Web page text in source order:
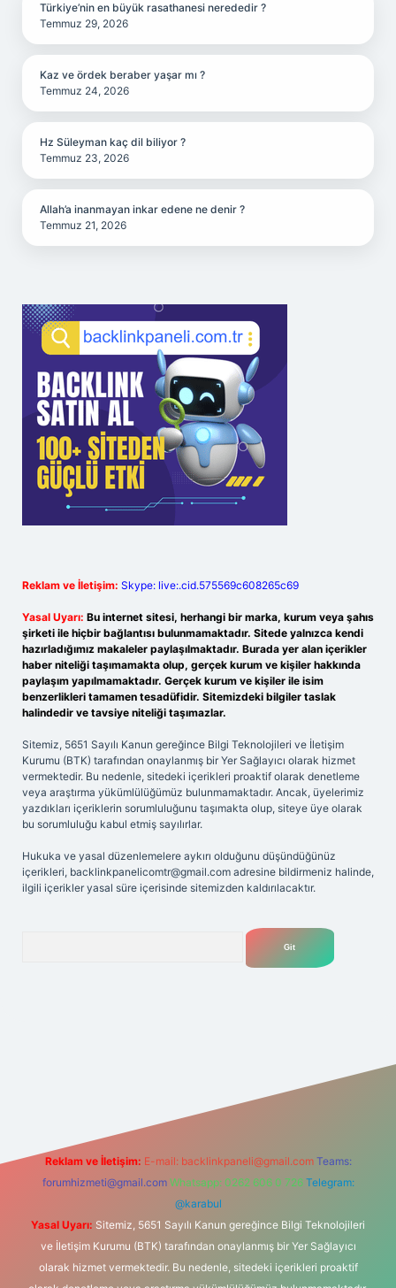
Türkiye’nin en büyük rasathanesi nerededir ?
Temmuz 29, 2026
Kaz ve ördek beraber yaşar mı ?
Temmuz 24, 2026
Hz Süleyman kaç dil biliyor ?
Temmuz 23, 2026
Allah’a inanmayan inkar edene ne denir ?
Temmuz 21, 2026
Reklam ve İletişim: Skype: live:.cid.575569c608265c69
Yasal Uyarı: Bu internet sitesi, herhangi bir marka, kurum veya şahıs
şirketi ile hiçbir bağlantısı bulunmamaktadır. Sitede yalnızca kendi
hazırladığımız makaleler paylaşılmaktadır. Burada yer alan içerikler
haber niteliği taşımamakta olup, gerçek kurum ve kişiler hakkında
paylaşım yapılmamaktadır. Gerçek kurum ve kişiler ile isim
benzerlikleri tamamen tesadüfidir. Sitemizdeki bilgiler taslak
halindedir ve tavsiye niteliği taşımazlar.
Sitemiz, 5651 Sayılı Kanun gereğince Bilgi Teknolojileri ve İletişim
Kurumu (BTK) tarafından onaylanmış bir Yer Sağlayıcı olarak hizmet
vermektedir. Bu nedenle, sitedeki içerikleri proaktif olarak denetleme
veya araştırma yükümlülüğümüz bulunmamaktadır. Ancak, üyelerimiz
yazdıkları içeriklerin sorumluluğunu taşımakta olup, siteye üye olarak
bu sorumluluğu kabul etmiş sayılırlar.
Hukuka ve yasal düzenlemelere aykırı olduğunu düşündüğünüz
içerikleri, backlinkpanelicomtr@gmail.com adresine bildirmeniz halinde,
ilgili içerikler yasal süre içerisinde sitemizden kaldırılacaktır.
Reklam ve İletişim: E-mail: backlinkpaneli@gmail.com Teams:
forumhizmeti@gmail.com Whatsapp: 0262 606 0 726 Telegram:
@karabul
Yasal Uyarı: Sitemiz, 5651 Sayılı Kanun gereğince Bilgi Teknolojileri
ve İletişim Kurumu (BTK) tarafından onaylanmış bir Yer Sağlayıcı
olarak hizmet vermektedir. Bu nedenle, sitedeki içerikleri proaktif